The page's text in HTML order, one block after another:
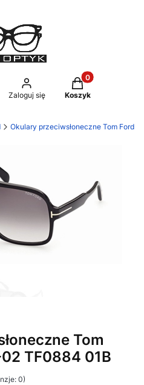
wyszukiwarkę
Zaloguj się
Produkty w
Koszyk
Okulary przeciwsłoneczne Tom Ford
Tom
02 TF0884 01B
0)